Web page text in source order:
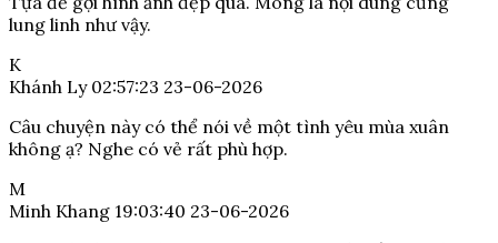
lung linh như vậy.
K
Khánh Ly 02:57:23 23-06-2026
Câu chuyện này có thể nói về một tình yêu mùa xuân
không ạ? Nghe có vẻ rất phù hợp.
M
Minh Khang 19:03:40 23-06-2026